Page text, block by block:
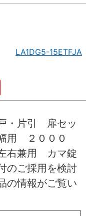
LA1DG5-15ETFJA
・片引 扉セッ
用 ２０００
右兼用 カマ錠
ご採用を検討
の情報がご覧い